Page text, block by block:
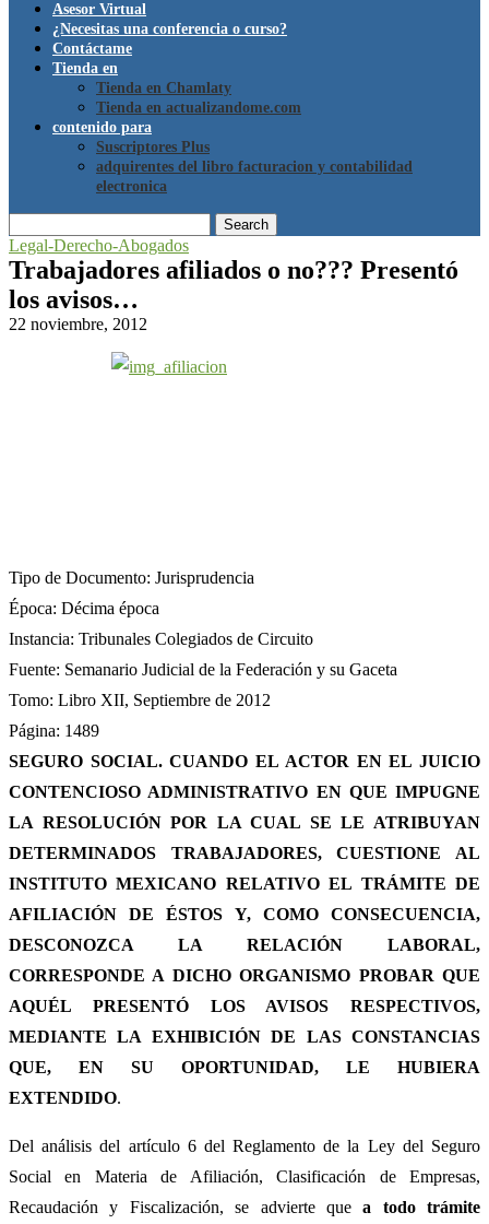
Asesor Virtual
¿Necesitas una conferencia o curso?
Contáctame
Tienda en
Tienda en Chamlaty
Tienda en actualizandome.com
contenido para
Suscriptores Plus
adquirentes del libro facturacion y contabilidad
electronica
Search
Legal-Derecho-Abogados
Trabajadores afiliados o no??? Presentó
los avisos…
22 noviembre, 2012
Tipo de Documento: Jurisprudencia
Época: Décima época
Instancia: Tribunales Colegiados de Circuito
Fuente: Semanario Judicial de la Federación y su Gaceta
Tomo: Libro XII, Septiembre de 2012
Página: 1489
SEGURO SOCIAL. CUANDO EL ACTOR EN EL JUICIO
CONTENCIOSO ADMINISTRATIVO EN QUE IMPUGNE
LA RESOLUCIÓN POR LA CUAL SE LE ATRIBUYAN
DETERMINADOS TRABAJADORES, CUESTIONE AL
INSTITUTO MEXICANO RELATIVO EL TRÁMITE DE
AFILIACIÓN DE ÉSTOS Y, COMO CONSECUENCIA,
DESCONOZCA LA RELACIÓN LABORAL,
CORRESPONDE A DICHO ORGANISMO PROBAR QUE
AQUÉL PRESENTÓ LOS AVISOS RESPECTIVOS,
MEDIANTE LA EXHIBICIÓN DE LAS CONSTANCIAS
QUE, EN SU OPORTUNIDAD, LE HUBIERA
EXTENDIDO.
Del análisis del artículo 6 del Reglamento de la Ley del Seguro
Social en Materia de Afiliación, Clasificación de Empresas,
Recaudación y Fiscalización, se advierte quea todo trámite